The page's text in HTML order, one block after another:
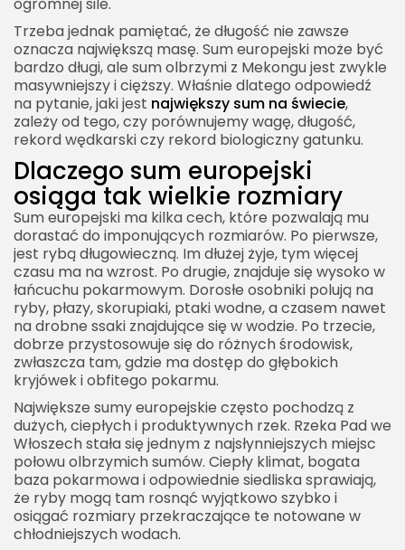
ogromnej sile.
Trzeba jednak pamiętać, że długość nie zawsze
oznacza największą masę. Sum europejski może być
bardzo długi, ale sum olbrzymi z Mekongu jest zwykle
masywniejszy i cięższy. Właśnie dlatego odpowiedź
na pytanie, jaki jest największy sum na świecie,
zależy od tego, czy porównujemy wagę, długość,
rekord wędkarski czy rekord biologiczny gatunku.
Dlaczego sum europejski
osiąga tak wielkie rozmiary
Sum europejski ma kilka cech, które pozwalają mu
dorastać do imponujących rozmiarów. Po pierwsze,
jest rybą długowieczną. Im dłużej żyje, tym więcej
czasu ma na wzrost. Po drugie, znajduje się wysoko w
łańcuchu pokarmowym. Dorosłe osobniki polują na
ryby, płazy, skorupiaki, ptaki wodne, a czasem nawet
na drobne ssaki znajdujące się w wodzie. Po trzecie,
dobrze przystosowuje się do różnych środowisk,
zwłaszcza tam, gdzie ma dostęp do głębokich
kryjówek i obfitego pokarmu.
Największe sumy europejskie często pochodzą z
dużych, ciepłych i produktywnych rzek. Rzeka Pad we
Włoszech stała się jednym z najsłynniejszych miejsc
połowu olbrzymich sumów. Ciepły klimat, bogata
baza pokarmowa i odpowiednie siedliska sprawiają,
że ryby mogą tam rosnąć wyjątkowo szybko i
osiągać rozmiary przekraczające te notowane w
chłodniejszych wodach.